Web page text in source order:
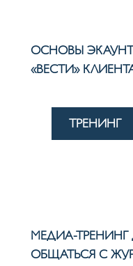
ОСНОВЫ
«ВЕСТИ»
ТРЕНИНГ
МЕДИА-ТРЕНИНГ
ОБЩАТЬСЯ С